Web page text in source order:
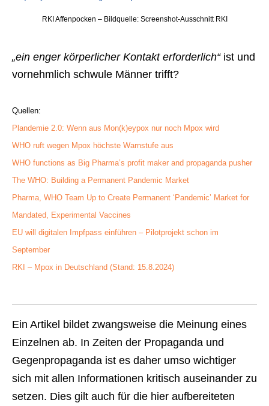
RKI Affenpocken – Bildquelle: Screenshot-Ausschnitt RKI
„ein enger körperlicher Kontakt erforderlich“ist und
vornehmlich schwule Männer trifft?
Quellen:
Plandemie 2.0: Wenn aus Mon(k)eypox nur noch Mpox wird
WHO ruft wegen Mpox höchste Warnstufe aus
WHO functions as Big Pharma’s profit maker and propaganda pusher
The WHO: Building a Permanent Pandemic Market
Pharma, WHO Team Up to Create Permanent ‘Pandemic’ Market for
Mandated, Experimental Vaccines
EU will digitalen Impfpass einführen – Pilotprojekt schon im
September
RKI – Mpox in Deutschland (Stand: 15.8.2024)
Ein Artikel bildet zwangsweise die Meinung eines
Einzelnen ab. In Zeiten der Propaganda und
Gegenpropaganda ist es daher umso wichtiger
sich mit allen Informationen kritisch auseinander zu
setzen. Dies gilt auch für die hier aufbereiteten